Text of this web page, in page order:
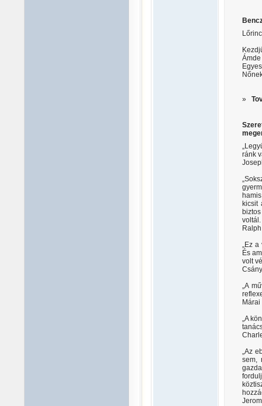
»
ránk
kicsit
voltál.
„Ez
És
volt
„A
„A
„Az
sem,